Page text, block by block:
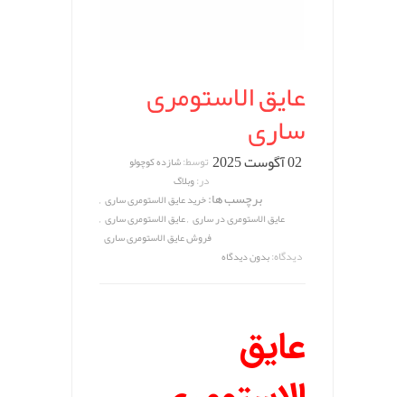
عایق الاستومری
ساری
02 آگوست 2025 توسط:شازده کوچولو
در:وبلاگ
برچسب ها:خرید عایق الاستومری ساری ,
عایق الاستومری در ساری ,عایق الاستومری ساری ,
فروش عایق الاستومری ساری
دیدگاه:بدون دیدگاه
عایق